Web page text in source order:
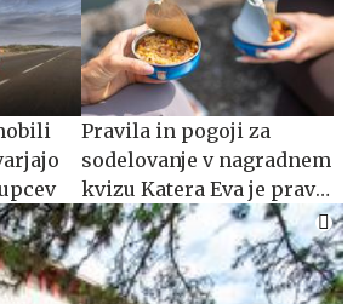
Pravila in pogoji za
sodelovanje v nagradnem
kvizu Katera Eva je prava
zate?